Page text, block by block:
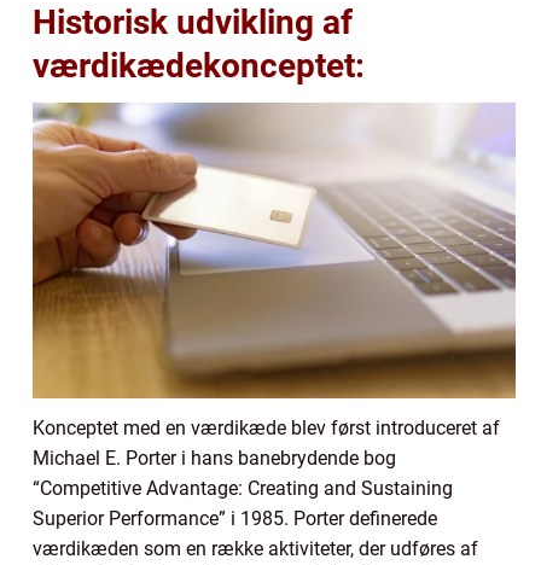
Historisk udvikling af
værdikædekonceptet:
Konceptet med en værdikæde blev først introduceret af
Michael E. Porter i hans banebrydende bog
“Competitive Advantage: Creating and Sustaining
Superior Performance” i 1985. Porter definerede
værdikæden som en række aktiviteter, der udføres af